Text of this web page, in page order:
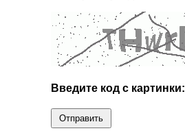
Введите код с картинки:
Отправить